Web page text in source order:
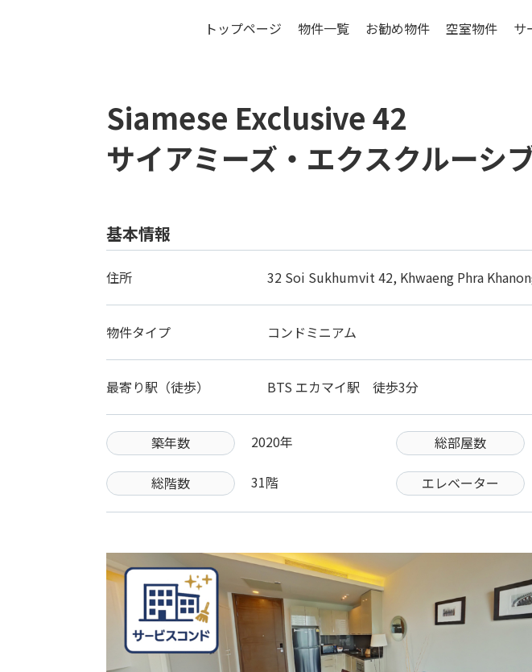
トップページ 物件一覧 お勧め物件
シラチャ特集物件
空室物件 サ
Siamese Exclusive 42
サイアミーズ・エクスクルーシ
基本情報
住所 32 Soi Sukhumvit 42, Khwaeng Phra
物件タイプ コンドミニアム
最寄り駅（徒歩） BTS エカマイ駅 徒歩3分
築年数 2020年 総部屋数
総階数 31階 エレベーター